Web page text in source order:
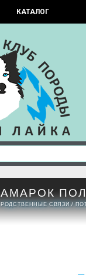
КАТАЛОГ
АМАРОК
РОДСТВЕННЫЕ СВЯЗИ /